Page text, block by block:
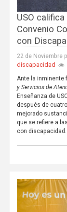
USO
Convenio
con
22 de Noviembre
discapacidad
Ante la inminente
y Servicios de
Enseñanza de
después de
mejorado
que se refiere a
con discapacidad.